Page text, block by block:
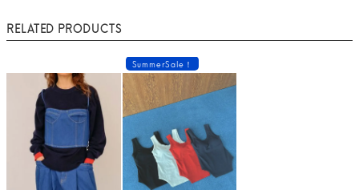
RELATED PRODUCTS
SummerSale！